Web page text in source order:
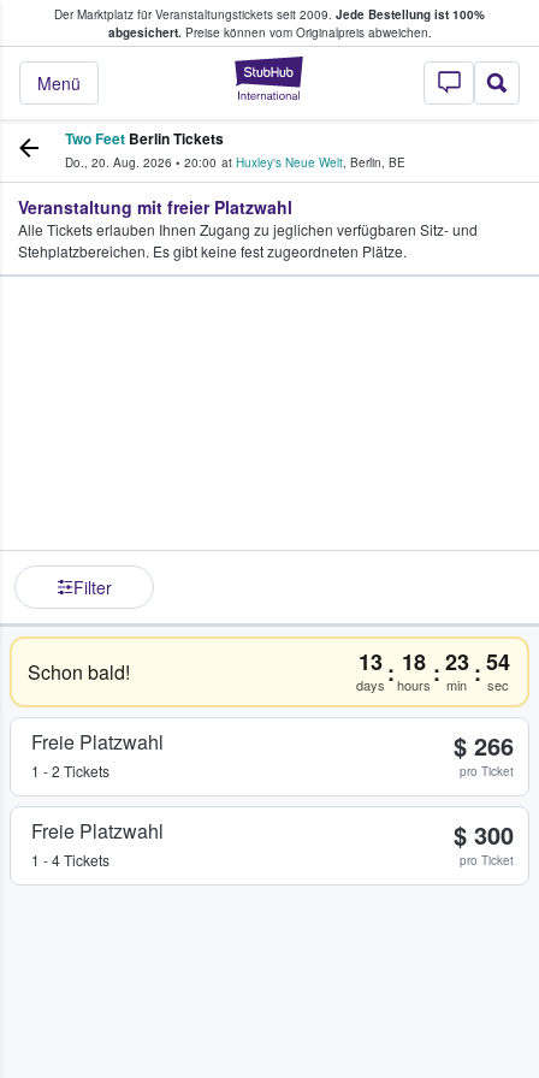
Der Marktplatz für Veranstaltungstickets seit 2009. Jede Bestellung ist 100%
abgesichert.Preise können vom Originalpreis abweichen.
StubHub - Wo
Menü
Tickets kaufen & verkaufen
Two Feet Berlin Tickets
Do., 20. Aug. 2026 • 20:00 at Huxley's Neue Welt, Berlin, BE
Veranstaltung mit freier Platzwahl
Alle Tickets erlauben Ihnen Zugang zu jeglichen verfügbaren Sitz- und
Stehplatzbereichen. Es gibt keine fest zugeordneten Plätze.
Filter
Schon bald! 13
days : 18
hours :23
min :54
sec
Freie Platzwahl
1 - 2 Tickets
$ 266
pro Ticket
Freie Platzwahl
1 - 4 Tickets
$ 300
pro Ticket